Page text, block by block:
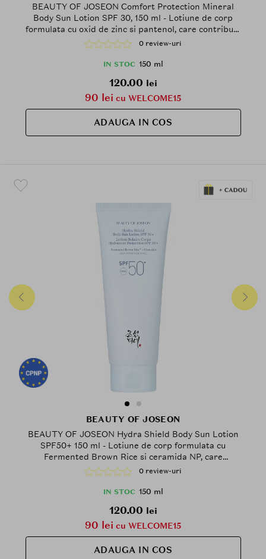
BEAUTY OF JOSEON Comfort Protection Mineral
Body Sun Lotion SPF 30, 150 ml - Lotiune de corp
formulata cu oxid de zinc si pantenol, care contribuie
la hidratarea pielii si la metinerea barierei cutanate
0 review-uri
IN STOC 150 ml
120.00 lei
90 lei cu WELCOME15
ADAUGA IN COS
BEAUTY OF JOSEON
BEAUTY OF JOSEON Hydra Shield Body Sun Lotion
SPF50+ 150 ml - Lotiune de corp formulata cu
Fermented Brown Rice si ceramida NP, care
contribuie la hidratarea pielii si la metinerea
barierei cutanate
0 review-uri
IN STOC 150 ml
120.00 lei
90 lei cu WELCOME15
ADAUGA IN COS